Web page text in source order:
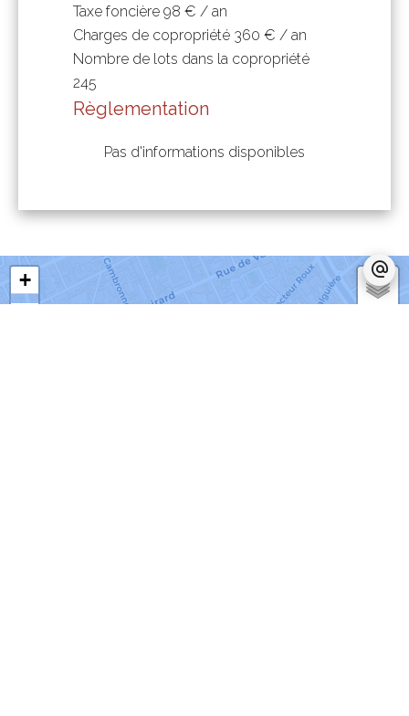
Taxe foncière 98 € / an
Charges de copropriété 360 € / an
Nombre de lots dans la copropriété
245
Règlementation
Pas d'informations disponibles
+